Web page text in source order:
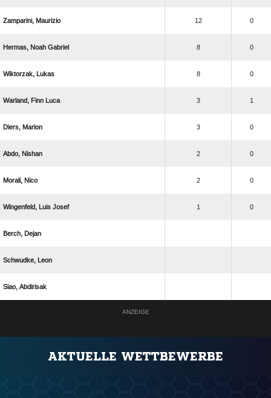
  12 0
   8 0
  8 0
   3 1
  3 0
  2 0
  2 0
   1 0
 
 
 
ANZEIGE
AKTUELLE WETTBEWERBE